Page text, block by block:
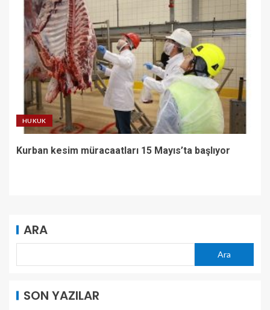
HUKUK
Kurban kesim müracaatları 15 Mayıs’ta başlıyor
ARA
Ara
SON YAZILAR